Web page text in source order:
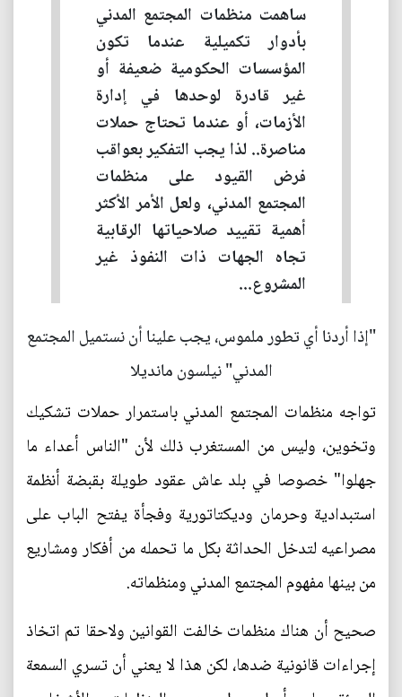
ساهمت منظمات المجتمع المدني
بأدوار تكميلية عندما تكون
المؤسسات الحكومية ضعيفة أو
غير قادرة لوحدها في إدارة
الأزمات، أو عندما تحتاج حملات
مناصرة.. لذا يجب التفكير بعواقب
فرض القيود على منظمات
المجتمع المدني، ولعل الأمر الأكثر
أهمية تقييد صلاحياتها الرقابية
تجاه الجهات ذات النفوذ غير
المشروع...
"إذا أردنا أي تطور ملموس، يجب علينا أن نستميل المجتمع
المدني" نيلسون مانديلا
تواجه منظمات المجتمع المدني باستمرار حملات تشكيك
وتخوين، وليس من المستغرب ذلك لأن "الناس أعداء ما
جهلوا" خصوصا في بلد عاش عقود طويلة بقبضة أنظمة
استبدادية وحرمان وديكتاتورية وفجأة يفتح الباب على
مصراعيه لتدخل الحداثة بكل ما تحمله من أفكار ومشاريع
من بينها مفهوم المجتمع المدني ومنظماته.
صحيح أن هناك منظمات خالفت القوانين ولاحقا تم اتخاذ
إجراءات قانونية ضدها، لكن هذا لا يعني أن تسري السمعة